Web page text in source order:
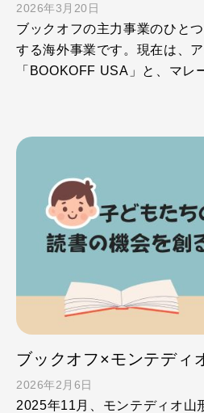
2026年3月20日
ブックオフの主力事業のひと
する海外事業です。現在は、
「BOOKOFF USA」と、マレ
2026年2月6日
2025年11月、モンテディオ山